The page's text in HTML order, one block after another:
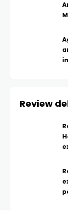
Review